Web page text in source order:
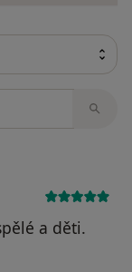
a děti.